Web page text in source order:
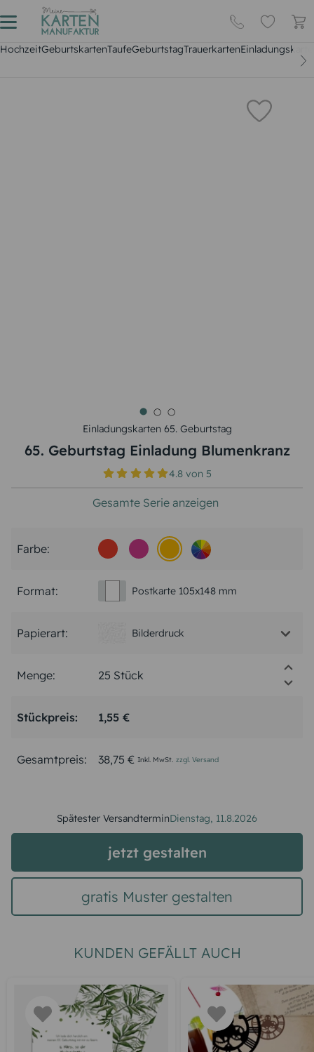
HochzeitGeburtskartenTaufeGeburtstagTrauerkarten
Einladungskarten 65. Geburtstag
65. Geburtstag Einladung Blumenkranz
4.8 von5
Gesamte Serie anzeigen
Farbe:
Format: Postkarte 105x148 mm
Papierart: Bilderdruck
Menge:
Stückpreis: 1,55 €
Gesamtpreis: 38,75 € Inkl. MwSt. zzgl. Versand
Spätester VersandterminDienstag, 11.8.2026
jetzt gestalten
gratis Muster gestalten
KUNDEN GEFÄLLT AUCH